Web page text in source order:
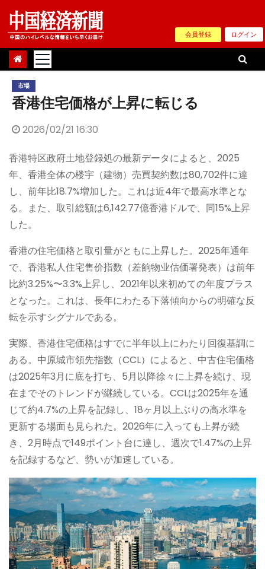
Skip
content
会員登録 ログイン
市場
香港住宅価格が上昇に転じる
2026/02/21 16:30
香港特区政府土地登録処の最新データによると、2025
年、香港全体の楼宇（建物）売買契約数は80,702件に達
し、前年比18.7%増加した。これは近4年で最高水準とな
る。また、取引総額は6,142.77億香港ドルで、同15%上昇
した。
香港の住宅価格と取引量がともに上昇した。2025年通年
で、香港私人住宅售价指数（差餉物业估価署発表）は前年
比約3.25%〜3.3%上昇し、2021年以来初めての年度プラス
となった。これは、長年にわたる下落傾向からの明確な反
転を示すシグナルである。
実際、香港住宅価格はすでに半年以上にわたり回復基調に
ある。中原城市領先指数（CCL）によると、中古住宅価格
は2025年3月に底を打ち、5月以降徐々に上昇を続け、現
在までそのトレンドが継続している。CCLは2025年を通
じて約4.7%の上昇を記録し、18ヶ月以上ぶりの高水準を
更新する場面も見られた。2026年に入っても上昇が続
き、2月時点で149ポイント台に達し、週次で1.47%の上昇
を記録するなど、勢いが加速している。